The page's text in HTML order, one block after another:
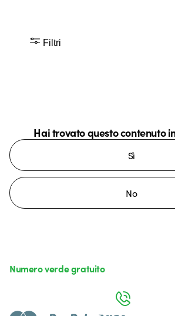
Filtri
Hai trovato questo contenuto
Sì
No
Numero verde gratuito